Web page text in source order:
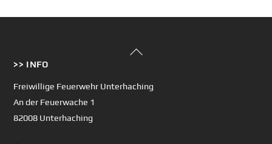
Back
>> INFO
Freiwillige Feuerwehr Unterhaching
An der Feuerwache 1
82008 Unterhaching